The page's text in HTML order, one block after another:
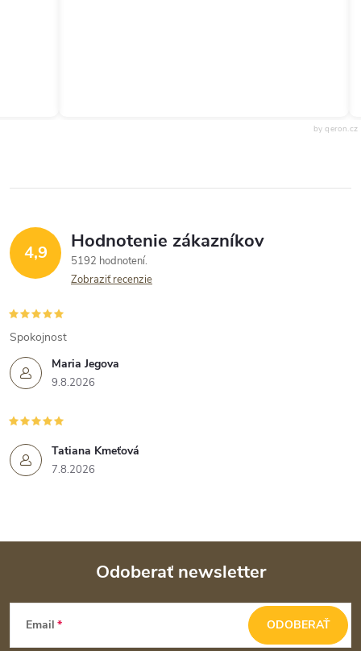
by qeron.cz
4,9 Hodnotenie zákazníkov
5192 hodnotení
Zobraziť recenzie
Maria Jegova
9.8.2026
Spokojnost
Tatiana Kmeťová
7.8.2026
Z
Odoberať newsletter
Email ODOBERAŤ